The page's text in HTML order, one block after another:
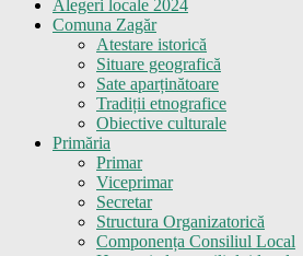
Alegeri locale 2024
Comuna Zagăr
Atestare istorică
Situare geografică
Sate aparținătoare
Tradiții etnografice
Obiective culturale
Primăria
Primar
Viceprimar
Secretar
Structura Organizatorică
Componența Consiliul Local